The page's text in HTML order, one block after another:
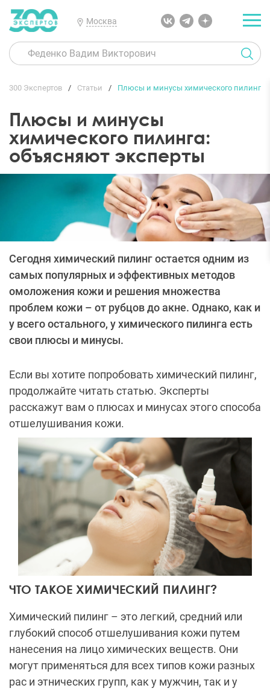
Москва
300 Экспертов Статьи Плюсы и минусы химического пилинга:
Плюсы и минусы
химического пилинга:
объясняют эксперты
Сегодня химический пилинг остается одним из
самых популярных и эффективных методов
омоложения кожи и решения множества
проблем кожи – от рубцов до акне. Однако, как и
у всего остального, у химического пилинга есть
свои плюсы и минусы.
Если вы хотите попробовать химический пилинг,
продолжайте читать статью. Эксперты
расскажут вам о плюсах и минусах этого способа
отшелушивания кожи.
ЧТО ТАКОЕ ХИМИЧЕСКИЙ ПИЛИНГ?
Химический пилинг – это легкий, средний или
глубокий способ отшелушивания кожи путем
нанесения на лицо химических веществ. Они
могут применяться для всех типов кожи разных
рас и этнических групп, как у мужчин, так и у